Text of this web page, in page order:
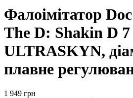
Фалоімітатор
The D: Shakin D
ULTRASKYN,
плавне
1 949 грн